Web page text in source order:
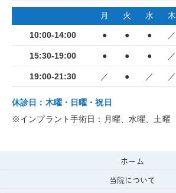
月 火 水 木
10:00-14:00 ● ● ● ／
15:30-19:00 ● ● ● ／
19:00-21:30 ／ ● ／ ／
休診日：木曜・日曜・祝日
※インプラント手術日：月曜、水曜、土曜
ホーム
当院について